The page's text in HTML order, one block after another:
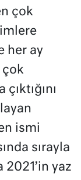
çok
her ay
çok
ismi
sırayla
yaz